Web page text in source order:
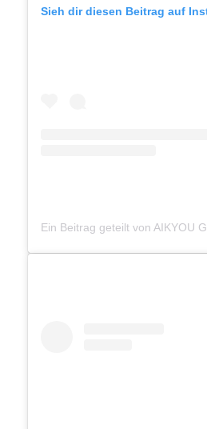
Sieh dir diesen Beitrag auf